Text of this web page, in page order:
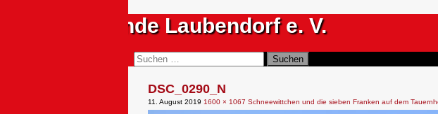
Sportfreunde Laubendorf e. V.
Suchen
nach:
DSC_0290_N
11. August 2019 1600 × 1067 Schneewittchen und die sieben Franken auf dem